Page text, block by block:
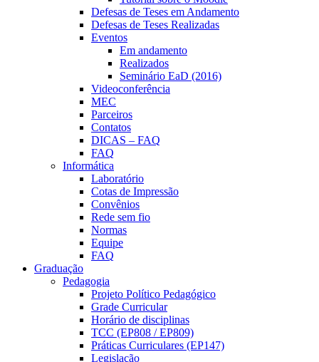
Defesas de Teses em Andamento
Defesas de Teses Realizadas
Eventos
Em andamento
Realizados
Seminário EaD (2016)
Videoconferência
MEC
Parceiros
Contatos
DICAS – FAQ
FAQ
Informática
Laboratório
Cotas de Impressão
Convênios
Rede sem fio
Normas
Equipe
FAQ
Graduação
Pedagogia
Projeto Político Pedagógico
Grade Curricular
Horário de disciplinas
TCC (EP808 / EP809)
Práticas Curriculares (EP147)
Legislação